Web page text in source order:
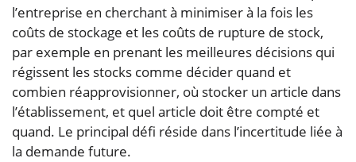
l’entreprise en cherchant à minimiser à la fois les
coûts de stockage et les coûts de rupture de stock,
par exemple en prenant les meilleures décisions qui
régissent les stocks comme décider quand et
combien réapprovisionner, où stocker un article dans
l’établissement, et quel article doit être compté et
quand. Le principal défi réside dans l’incertitude liée à
la demande future.